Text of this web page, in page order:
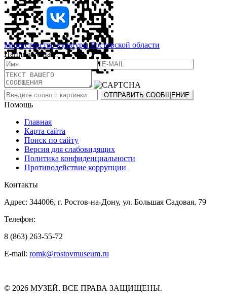
Министерство культуры Ростовской области
Напишите нам!
Помощь
Главная
Карта сайта
Поиск по сайту
Версия для слабовидящих
Политика конфиденциальности
Противодействие коррупции
Контакты
Адрес: 344006, г. Ростов-на-Дону, ул. Большая Садовая, 79
Телефон:
8 (863) 263-55-72
E-mail: romk@rostovmuseum.ru
© 2026 МУЗЕЙ. ВСЕ ПРАВА ЗАЩИЩЕНЫ.